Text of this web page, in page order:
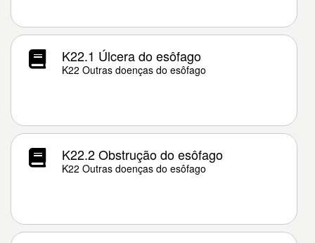
K22.1 Úlcera do esôfago
K22 Outras doenças do esôfago
K22.2 Obstrução do esôfago
K22 Outras doenças do esôfago